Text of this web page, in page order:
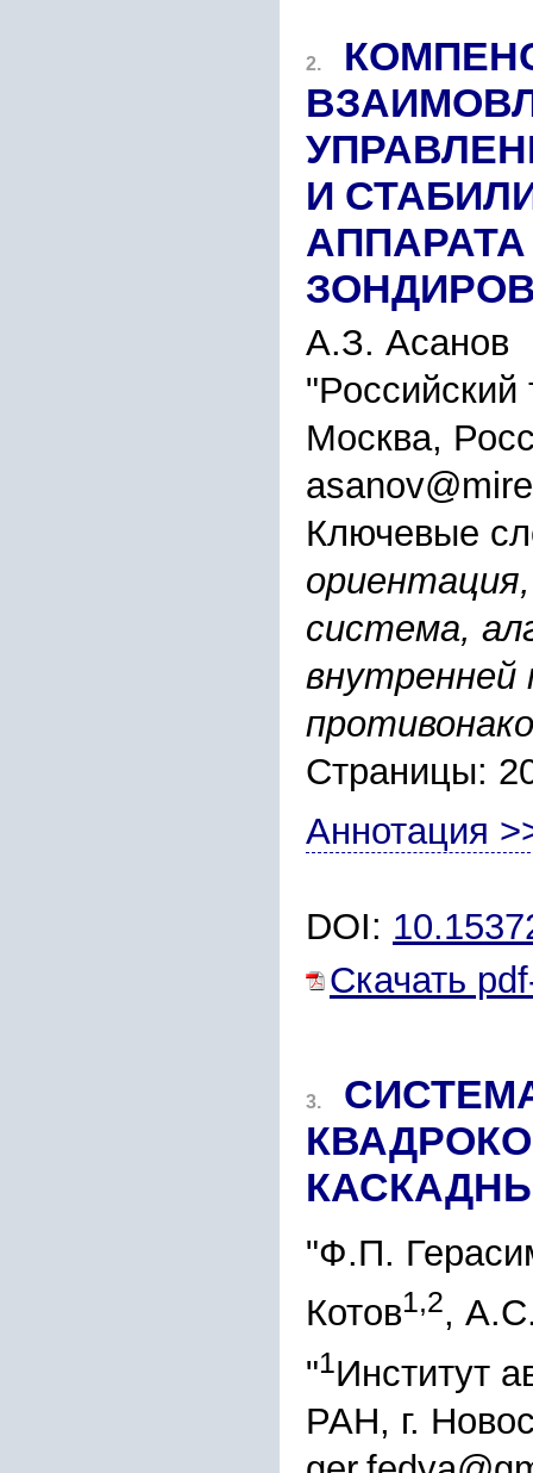
2.
И
А.З. Асанов
"Российский
Москва,
Ключевые
система,
внутренней
Страницы:
Аннотация
DOI:
Скачать
3.
"Ф.П.
Котов1,2,
"1Институт
РАН, г.